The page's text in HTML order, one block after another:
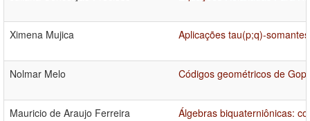
Ximena Mujica Aplicações tau(p;q)-
Nolmar Melo Códigos geométricos de
Mauricio de Araujo Ferreira Álgebras biquaterniônicas: